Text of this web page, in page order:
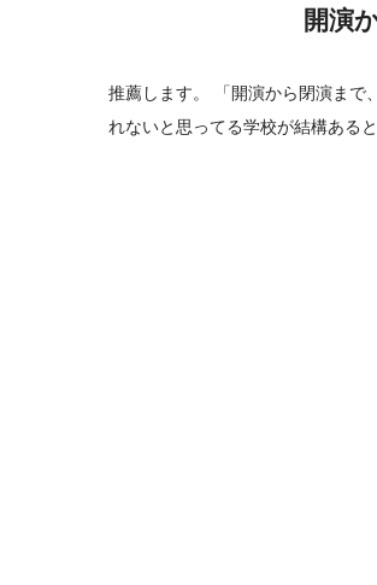
開演
推薦します。 「開演から閉演まで
れないと思ってる学校が結構ある